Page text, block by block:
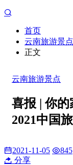
首页
云南旅游景点
正文
云南旅游景点
喜报 | 你的
2021中国
2021-11-05
845
分享